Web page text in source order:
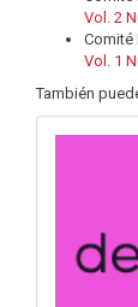
Vol. 2
Comité
Vol. 1
También